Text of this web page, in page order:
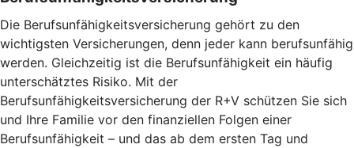
Die Berufsunfähigkeitsversicherung gehört zu den
wichtigsten Versicherungen, denn jeder kann berufsunfähig
werden. Gleichzeitig ist die Berufsunfähigkeit ein häufig
unterschätztes Risiko. Mit der
Berufsunfähigkeitsversicherung der R+V schützen Sie sich
und Ihre Familie vor den finanziellen Folgen einer
Berufsunfähigkeit – und das ab dem ersten Tag und